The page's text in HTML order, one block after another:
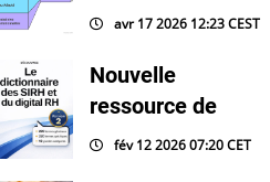
avr 17 2026 12:23 CEST
Nouvelle
ressource de
fév 12 2026 07:20 CET